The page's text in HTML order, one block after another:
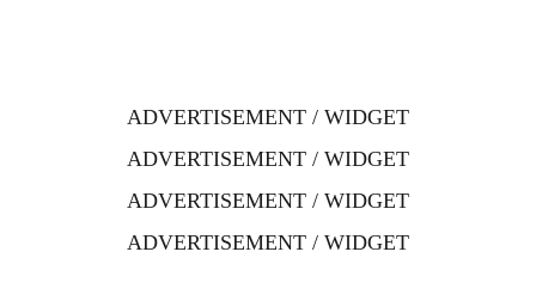
ADVERTISEMENT / WIDGET
ADVERTISEMENT / WIDGET
ADVERTISEMENT / WIDGET
ADVERTISEMENT / WIDGET